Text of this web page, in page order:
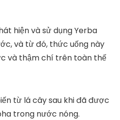
hiện và sử dụng Yerba
và từ đó, thức uống này
và thậm chí trên toàn thế
từ lá cây sau khi đã được
trong nước nóng.